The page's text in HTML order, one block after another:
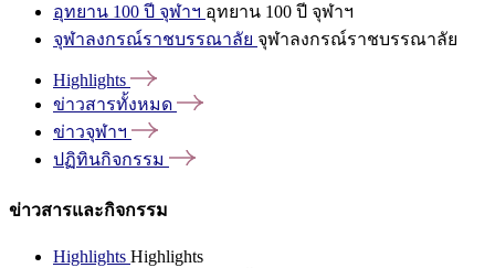
อุทยาน 100 ปี จุฬาฯ อุทยาน 100 ปี จุฬาฯ
จุฬาลงกรณ์ราชบรรณาลัย จุฬาลงกรณ์ราชบรรณาลัย
Highlights
ข่าวสารทั้งหมด
ข่าวจุฬาฯ
ปฏิทินกิจกรรม
ข่าวสารและกิจกรรม
Highlights Highlights